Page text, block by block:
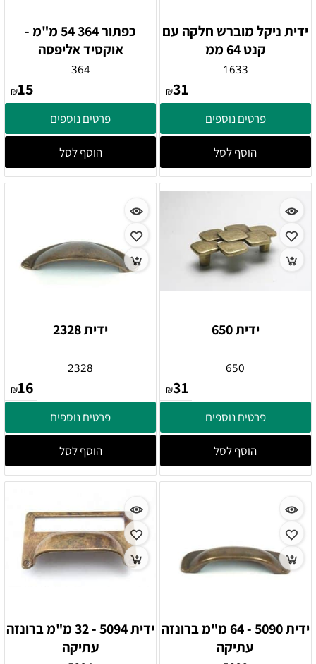
ידית ניקל מוברש חלקה עם
קנט 64 ממ
1633
₪31
פרטים נוספים
הוסף לסל
כפתור 364 54 מ"מ -
אוקסיד אליפסה
364
₪15
פרטים נוספים
הוסף לסל
ידית 650
650
₪31
פרטים נוספים
הוסף לסל
ידית 2328
2328
₪16
פרטים נוספים
הוסף לסל
ידית 5090 - 64 מ"מ ברונזה
עתיקה
ידית 5094 - 32 מ"מ ברונזה
עתיקה